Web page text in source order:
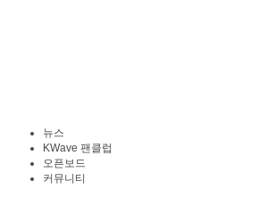
뉴스
KWave 팬클럽
오픈보드
커뮤니티